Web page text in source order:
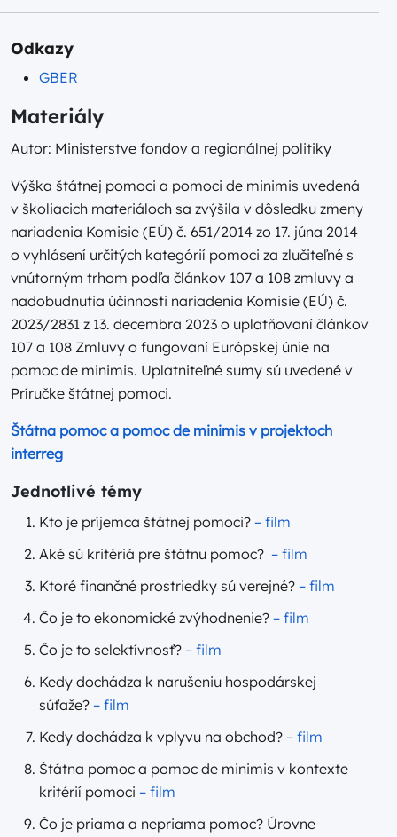
Odkazy
GBER
Materiály
Autor: Ministerstve fondov a regionálnej politiky
Výška štátnej pomoci a pomoci de minimis uvedená
v školiacich materiáloch sa zvýšila v dôsledku zmeny
nariadenia Komisie (EÚ) č. 651/2014 zo 17. júna 2014
o vyhlásení určitých kategórií pomoci za zlučiteľné s
vnútorným trhom podľa článkov 107 a 108 zmluvy a
nadobudnutia účinnosti nariadenia Komisie (EÚ) č.
2023/2831 z 13. decembra 2023 o uplatňovaní článkov
107 a 108 Zmluvy o fungovaní Európskej únie na
pomoc de minimis. Uplatniteľné sumy sú uvedené v
Príručke štátnej pomoci.
Štátna pomoc a pomoc de minimis v projektoch
interreg
Jednotlivé témy
Kto je príjemca štátnej pomoci? – film
Aké sú kritériá pre štátnu pomoc? – film
Ktoré finančné prostriedky sú verejné? – film
Čo je to ekonomické zvýhodnenie? – film
Čo je to selektívnosť? – film
Kedy dochádza k narušeniu hospodárskej
súťaže? – film
Kedy dochádza k vplyvu na obchod? – film
Štátna pomoc a pomoc de minimis v kontexte
kritérií pomoci – film
Čo je priama a nepriama pomoc? Úrovne